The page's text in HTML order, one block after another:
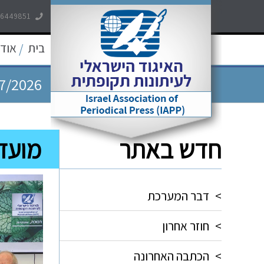
בית /
2026
2026
2026
2026 חדש באתר
> דבר המערכת
> חוזר אחרון
> הכתבה האחרונה